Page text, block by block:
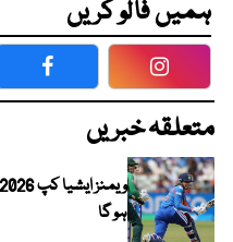
ہمیں فالو کریں
Facebook
متعلقہ خبریں
ہو گا